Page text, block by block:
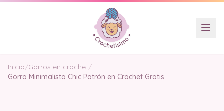
Inicio/Gorros en crochet/
Gorro Minimalista Chic Patrón en Crochet Gratis